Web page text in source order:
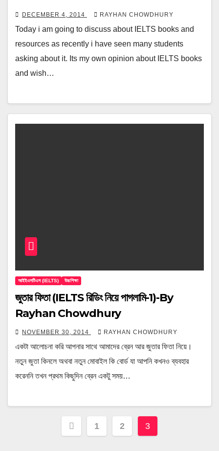
DECEMBER 4, 2014 RAYHAN CHOWDHURY
Today i am going to discuss about IELTS books and
resources as recently i have seen many students
asking about it. Its my own opinion about IELTS books
and wish…
আইইএলটিএস (IELTS) উচ্চশিক্ষা
জুতার ফিতা (IELTS রিডিং নিয়ে পাগলামি-1)-By
Rayhan Chowdhury
NOVEMBER 30, 2014 RAYHAN CHOWDHURY
একটা আলোচনা করি আপনার সাথে আমাদের ব্রেন আর জুতার ফিতা নিয়ে।
নতুন জুতা কিনলে অথবা নতুন মোবাইল কি বোর্ড যা আপনি কখনও ব্যবহার
করেননি তখন প্রথম কিছুদিন ব্রেন একটু সময়…
Posts
1 2 3